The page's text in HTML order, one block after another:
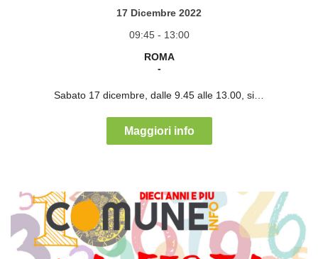
17 Dicembre 2022
09:45 - 13:00
ROMA
-
Sabato 17 dicembre, dalle 9.45 alle 13.00, si…
Maggiori info